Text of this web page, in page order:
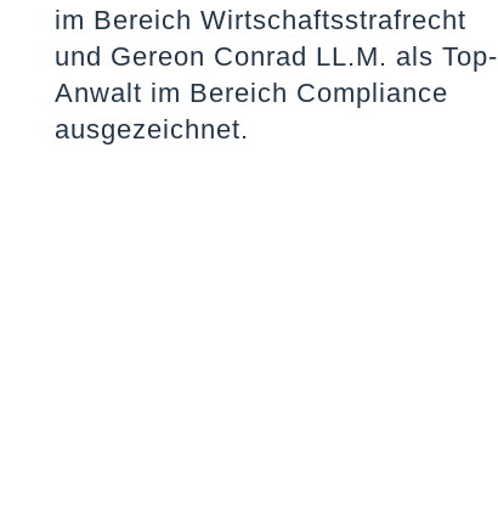
im Bereich Wirtschaftsstrafrecht
und Gereon Conrad LL.M. als Top-
Anwalt im Bereich Compliance
ausgezeichnet.